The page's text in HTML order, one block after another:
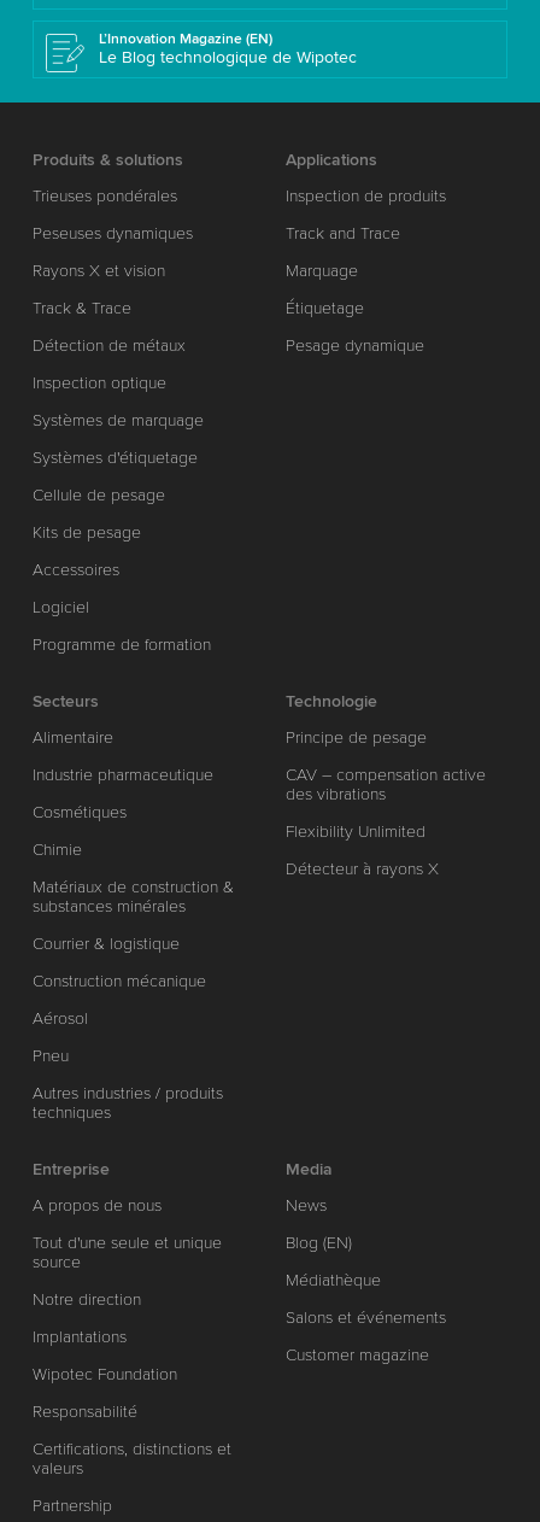
L’Innovation Magazine (EN)
Le Blog technologique de Wipotec
Produits & solutions
Trieuses pondérales
Peseuses dynamiques
Rayons X et vision
Track & Trace
Détection de métaux
Inspection optique
Systèmes de marquage
Systèmes d'étiquetage
Cellule de pesage
Kits de pesage
Accessoires
Logiciel
Programme de formation
Applications
Inspection de produits
Track and Trace
Marquage
Étiquetage
Pesage dynamique
Secteurs
Alimentaire
Industrie pharmaceutique
Cosmétiques
Chimie
Matériaux de construction &
substances minérales
Courrier & logistique
Construction mécanique
Aérosol
Pneu
Autres industries / produits
techniques
Technologie
Principe de pesage
CAV – compensation active
des vibrations
Flexibility Unlimited
Détecteur à rayons X
Entreprise
A propos de nous
Tout d'une seule et unique
source
Notre direction
Implantations
Wipotec Foundation
Responsabilité
Certifications, distinctions et
valeurs
Partnership
Media
News
Blog (EN)
Médiathèque
Salons et événements
Customer magazine